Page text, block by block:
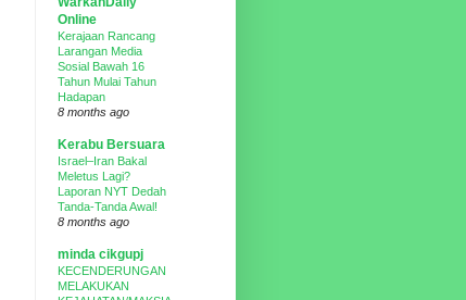
Online
Kerajaan Rancang
Larangan Media
Sosial Bawah 16
Tahun Mulai Tahun
Hadapan
8 months ago
Kerabu Bersuara
Israel–Iran Bakal
Meletus Lagi?
Laporan NYT Dedah
Tanda-Tanda Awal!
8 months ago
minda cikgupj
KECENDERUNGAN
MELAKUKAN